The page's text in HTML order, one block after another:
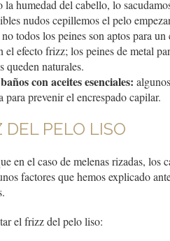
la humedad del cabello, lo
nudos cepillemos el pelo
todos los peines son aptos para
el efecto frizz; los peines de metal
queden naturales.
con aceites esenciales:
para prevenir el encrespado capilar.
DEL PELO LISO
en el caso de melenas rizadas, los
factores que hemos explicado
el frizz del pelo liso: